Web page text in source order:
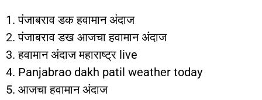
1. पंजाबराव डक हवामान अंदाज
2. पंजाबराव डख आजचा हवामान अंदाज
3. हवामान अंदाज महाराष्ट्र live
4. Panjabrao dakh patil weather today
5. आजचा हवामान अंदाज